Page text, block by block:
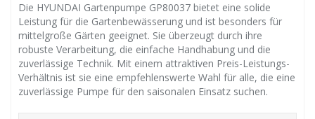
Die HYUNDAI Gartenpumpe GP80037 bietet eine solide
Leistung für die Gartenbewässerung und ist besonders für
mittelgroße Gärten geeignet. Sie überzeugt durch ihre
robuste Verarbeitung, die einfache Handhabung und die
zuverlässige Technik. Mit einem attraktiven Preis-Leistungs-
Verhältnis ist sie eine empfehlenswerte Wahl für alle, die eine
zuverlässige Pumpe für den saisonalen Einsatz suchen.